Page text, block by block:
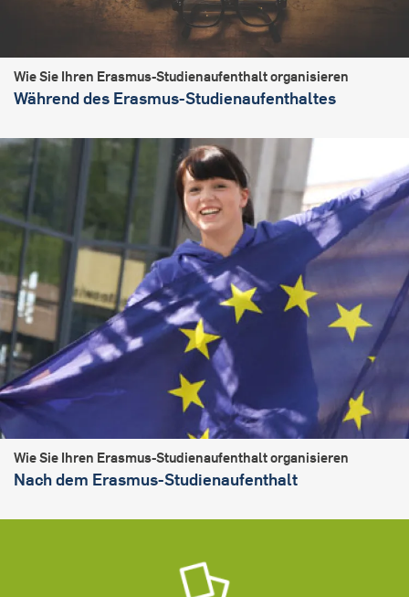
Wie Sie Ihren Erasmus-Studienaufenthalt organisieren
Während des Erasmus-Studienaufenthaltes
Wie Sie Ihren Erasmus-Studienaufenthalt organisieren
Nach dem Erasmus-Studienaufenthalt